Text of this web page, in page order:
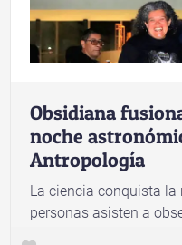
Obsidiana
noche
Antropología
La ciencia conquista la
personas asisten a